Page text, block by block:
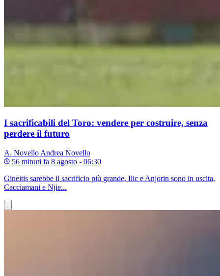
I sacrificabili del Toro: vendere per costruire, senza
perdere il futuro
A. Novello Andrea Novello
56 minuti fa 8 agosto - 06:30
Gineitis sarebbe il sacrificio più grande, Ilic e Anjorin sono in uscita,
Cacciamani e Njie...